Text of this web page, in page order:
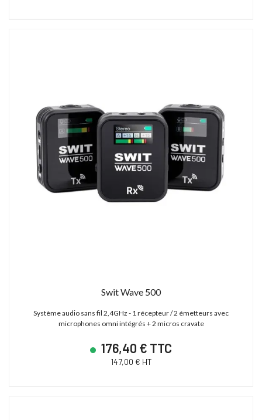
Swit Wave 500
Système audio sans fil 2,4GHz - 1 récepteur / 2 émetteurs avec
microphones omni intégrés + 2 micros cravate
176,40 € TTC
147,00 € HT